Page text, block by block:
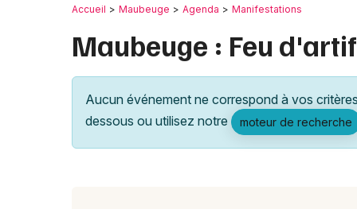
Accueil Maubeuge Agenda Manifestations
Maubeuge : Feu
Aucun événement ne correspond à vos
dessous ou utilisez notre
moteur de recherche